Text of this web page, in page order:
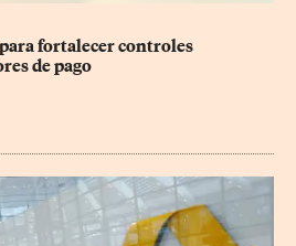
fortalecer controles
de pago